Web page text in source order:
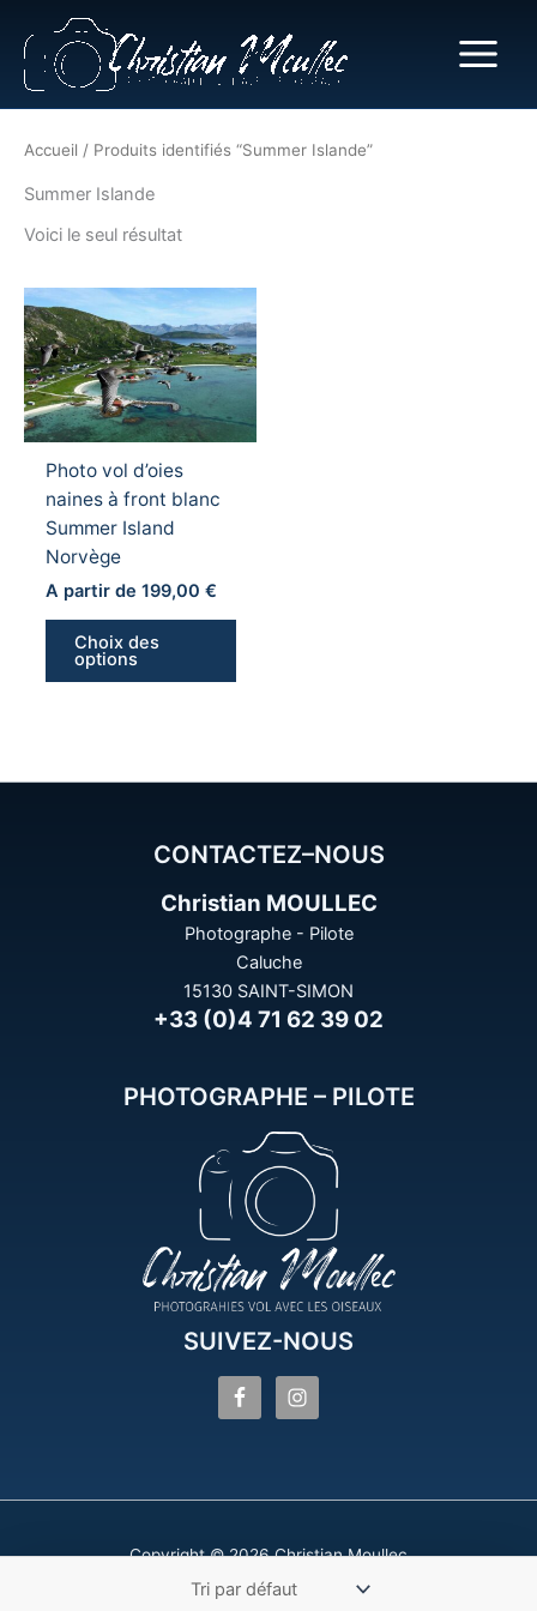
contenu
Accueil / Produits identifiés “Summer Islande”
Summer Islande
Voici le seul résultat
Photo vol d’oies
naines à front blanc
Summer Island
Norvège
A partir de 199,00 €
Choix des
options
Ce
produit
a
plusieurs
Les
la
CONTACTEZ–NOUS
Christian MOULLEC
Photographe - Pilote
Caluche
15130 SAINT-SIMON
+33 (0)4 71 62 39 02
PHOTOGRAPHE – PILOTE
SUIVEZ-NOUS
Copyright © 2026 Christian Moullec